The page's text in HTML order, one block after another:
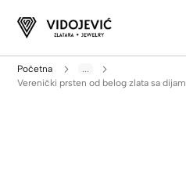
Početna
...
Verenički prsten od belog zlata sa